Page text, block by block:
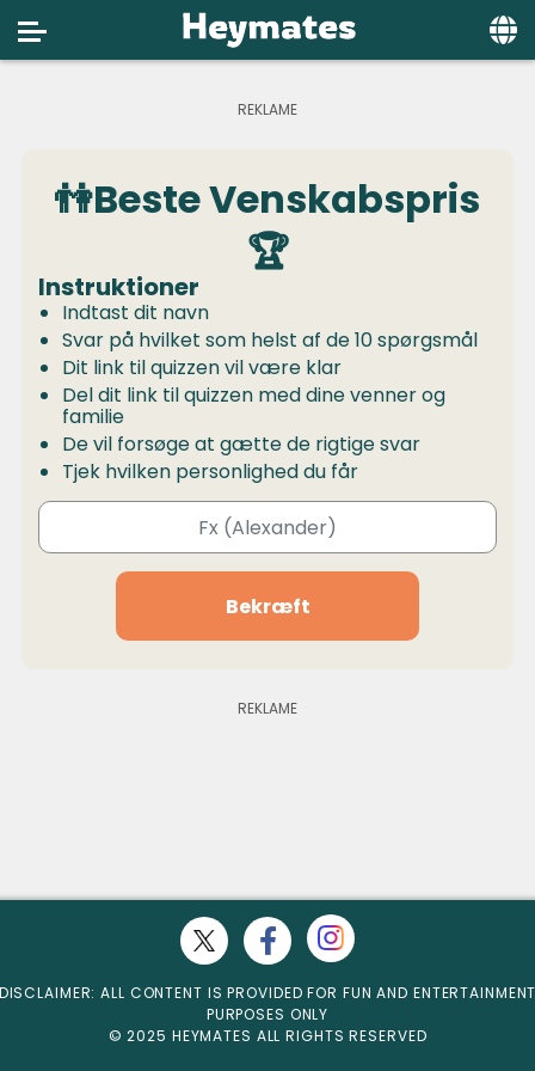
Privacy
FAQ's
About us
Contact us
👫Beste Venskabspris
🏆
Instruktioner
Indtast dit navn
Svar på hvilket som helst af de 10 spørgsmål
Dit link til quizzen vil være klar
Del dit link til quizzen med dine venner og
familie
De vil forsøge at gætte de rigtige svar
Tjek hvilken personlighed du får
Bekræft
ALL CONTENT IS PROVIDED FOR FUN AND
PURPOSES ONLY
© 2025 HEYMATES ALL RIGHTS RESERVED